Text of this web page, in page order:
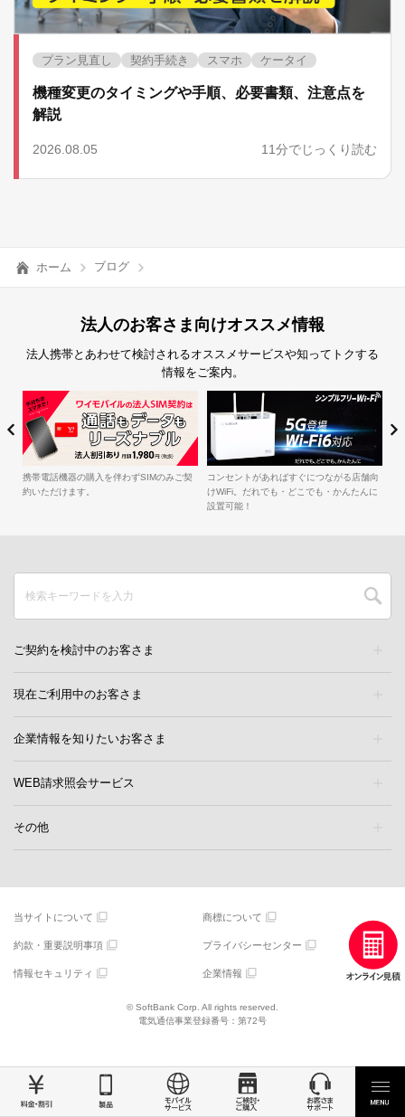
プラン見直し 契約手続き スマホ ケータイ
機種変更のタイミングや手順、必要書類、注意点を
解説
2026.08.05 11分でじっくり読む
ホーム ブログ
法人のお客さま向けオススメ情報
法人携帯とあわせて検討されるオススメサービスや知ってトクする
情報をご案内。
携帯電話機器の購入を伴わずSIMのみご契
約いただけます。
コンセントがあればすぐにつながる店舗向
けWiFi。だれでも・どこでも・かんたんに
設置可能！
ご契約を検討中のお客さま
現在ご利用中のお客さま
企業情報を知りたいお客さま
WEB請求照会サービス
その他
当サイトについて 商標について
約款・重要説明事項 プライバシーセンター
情報セキュリティ 企業情報
© SoftBank Corp. All rights reserved.
電気通信事業登録番号：第72号